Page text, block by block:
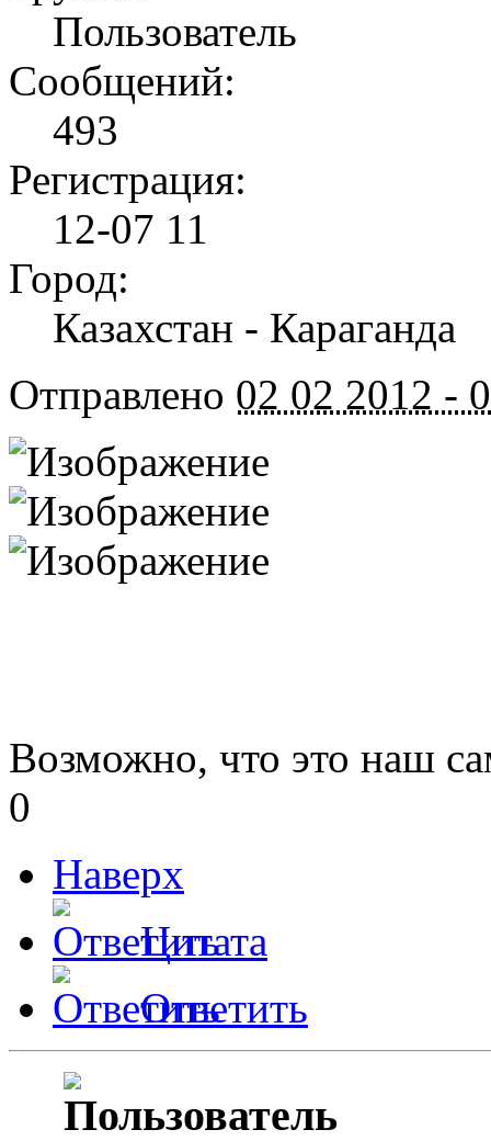
Пользователь
Сообщений:
493
Регистрация:
12-07 11
Город:
Казахстан - Караганда
Отправлено 02 02 2012 -
Возможно, что это наш
0
Наверх
Цитата
Ответить